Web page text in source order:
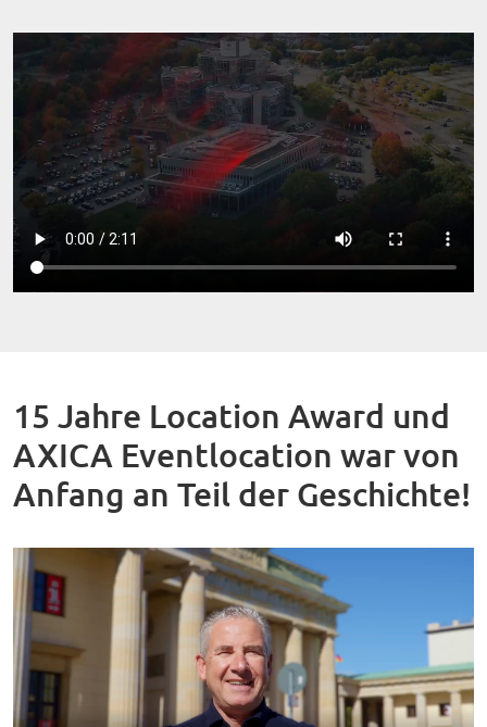
15 Jahre Location Award und
AXICA Eventlocation war von
Anfang an Teil der Geschichte!